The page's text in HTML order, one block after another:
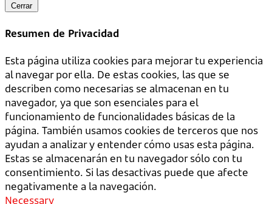
Cerrar
Resumen de Privacidad
Esta página utiliza cookies para mejorar tu experiencia
al navegar por ella. De estas cookies, las que se
describen como necesarias se almacenan en tu
navegador, ya que son esenciales para el
funcionamiento de funcionalidades básicas de la
página. También usamos cookies de terceros que nos
ayudan a analizar y entender cómo usas esta página.
Estas se almacenarán en tu navegador sólo con tu
consentimiento. Si las desactivas puede que afecte
negativamente a la navegación.
Necessary